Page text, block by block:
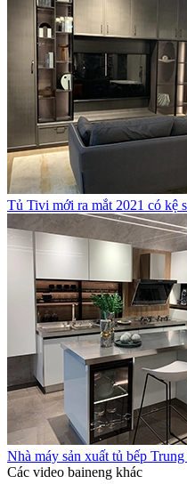
Tủ Tivi mới ra mắt 2021 có kệ
Nhà máy sản xuất tủ bếp
Các video baineng khác